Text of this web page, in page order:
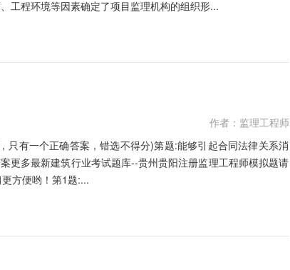
工程环境等因素确定了项目监理机构的组织形...
作者：监理工程师
有一个正确答案，错选不得分)第题:能够引起合同法律关系消
更多最新建筑行业考试题库--贵州贵阳注册监理工程师模拟题请
方便哟！第1题:...